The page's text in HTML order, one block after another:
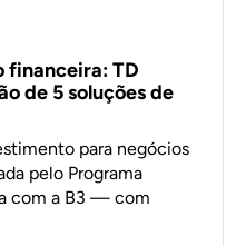
financeira: TD
de 5 soluções de
para negócios
pelo Programa
com a B3 — com